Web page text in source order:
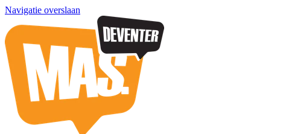
Navigatie overslaan